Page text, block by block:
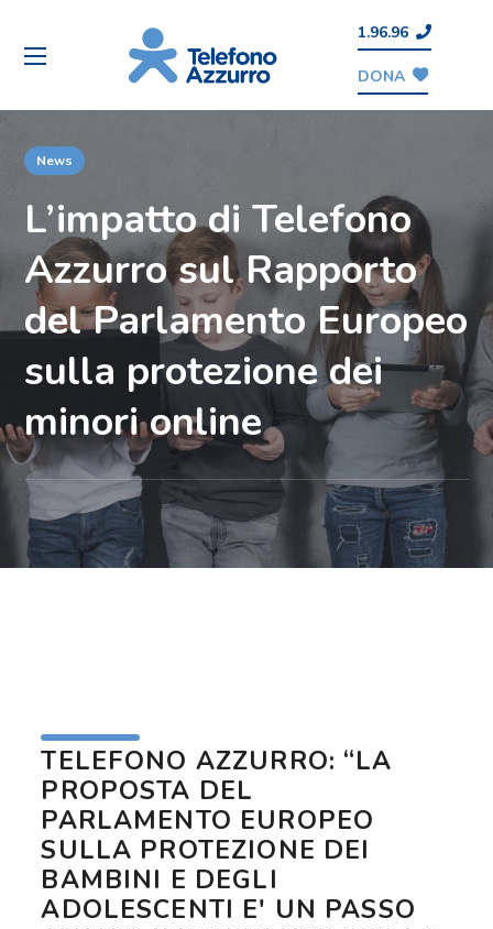
1.96.96
DONA
News
L’impatto di Telefono
Azzurro sul Rapporto
del Parlamento Europeo
sulla protezione dei
minori online
TELEFONO AZZURRO: “LA
PROPOSTA DEL
PARLAMENTO EUROPEO
SULLA PROTEZIONE DEI
BAMBINI E DEGLI
ADOLESCENTI E' UN PASSO